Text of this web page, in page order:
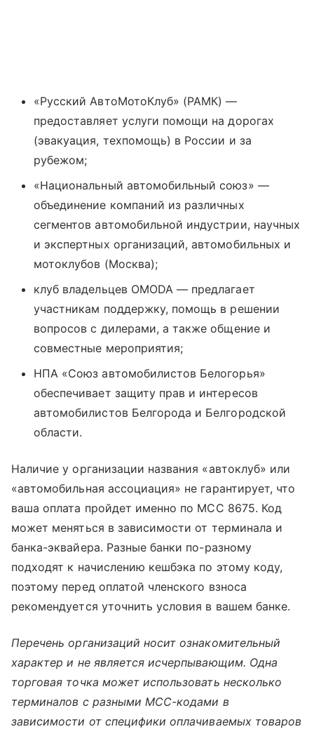
«Русский АвтоМотоКлуб» (РАМК) —
предоставляет услуги помощи на дорогах
(эвакуация, техпомощь) в России и за
рубежом;
«Национальный автомобильный союз» —
объединение компаний из различных
сегментов автомобильной индустрии, научных
и экспертных организаций, автомобильных и
мотоклубов (Москва);
клуб владельцев OMODA — предлагает
участникам поддержку, помощь в решении
вопросов с дилерами, а также общение и
совместные мероприятия;
НПА «Союз автомобилистов Белогорья»
обеспечивает защиту прав и интересов
автомобилистов Белгорода и Белгородской
области.
Наличие у организации названия «автоклуб» или
«автомобильная ассоциация» не гарантирует, что
ваша оплата пройдет именно по MCC 8675. Код
может меняться в зависимости от терминала и
банка-эквайера. Разные банки по-разному
подходят к начислению кешбэка по этому коду,
поэтому перед оплатой членского взноса
рекомендуется уточнить условия в вашем банке.
Перечень организаций носит ознакомительный
характер и не является исчерпывающим. Одна
торговая точка может использовать несколько
терминалов с разными MCC-кодами в
зависимости от специфики оплачиваемых товаров